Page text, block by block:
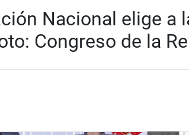
Nacional elige a
Congreso de la